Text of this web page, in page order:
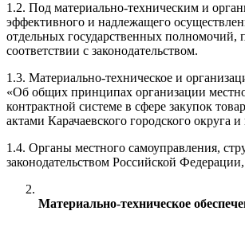
1.2. Под материально-техническим и
эффективного и надлежащего
отдельных государственных полномочий,
соответствии с законодательством.
1.3. Материально-техническое и
«Об общих принципах организации
контрактной системе в сфере закупок
актами Карачаевского городского округа
1.4. Органы местного самоуправления,
законодательством Российской
Материально-техническое